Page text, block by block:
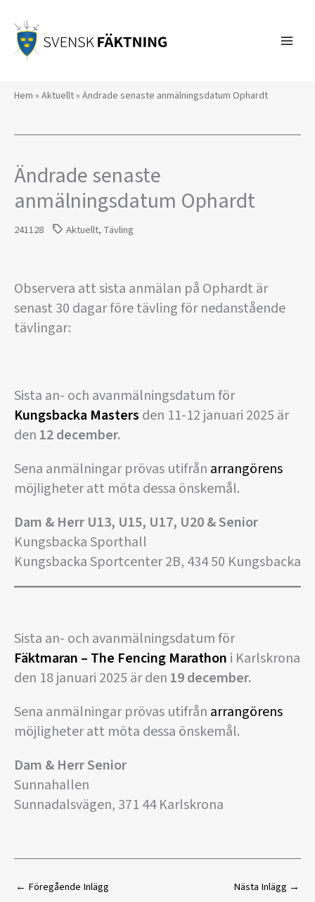
innehåll
Hem » Aktuellt» Ändrade senaste anmälningsdatum Ophardt
Ändrade senaste
anmälningsdatum Ophardt
241128 Aktuellt, Tävling
Observera att sista anmälan på Ophardt är
senast 30 dagar före tävling för nedanstående
tävlingar:
Sista an- och avanmälningsdatum för
Kungsbacka Masters den 11-12 januari 2025 är
den 12 december.
Sena anmälningar prövas utifrån arrangörens
möjligheter att möta dessa önskemål.
Dam & Herr U13, U15, U17, U20 & Senior
Kungsbacka Sporthall
Kungsbacka Sportcenter 2B, 434 50 Kungsbacka
Sista an- och avanmälningsdatum för
Fäktmaran – The Fencing Marathon i Karlskrona
den 18 januari 2025 är den 19 december.
Sena anmälningar prövas utifrån arrangörens
möjligheter att möta dessa önskemål.
Dam & Herr Senior
Sunnahallen
Sunnadalsvägen, 371 44 Karlskrona
← Föregående Inlägg Nästa Inlägg →